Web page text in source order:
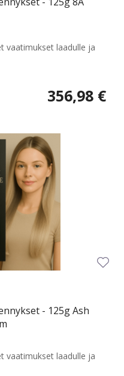
vaatimukset laadulle ja
356,98 €
- 125g Ash
vaatimukset laadulle ja